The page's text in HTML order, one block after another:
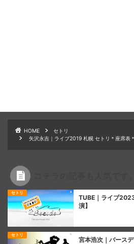
HOME
セトリ
矢沢永吉｜ライブ2019 札幌 セトリ＊座席表
セトリ
TUBE｜ライブ
演】
セトリ
宮本浩次｜バース